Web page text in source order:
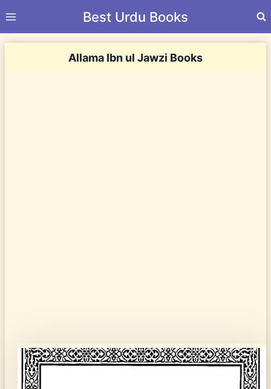
to
Best Urdu Books
Allama Ibn ul Jawzi Books